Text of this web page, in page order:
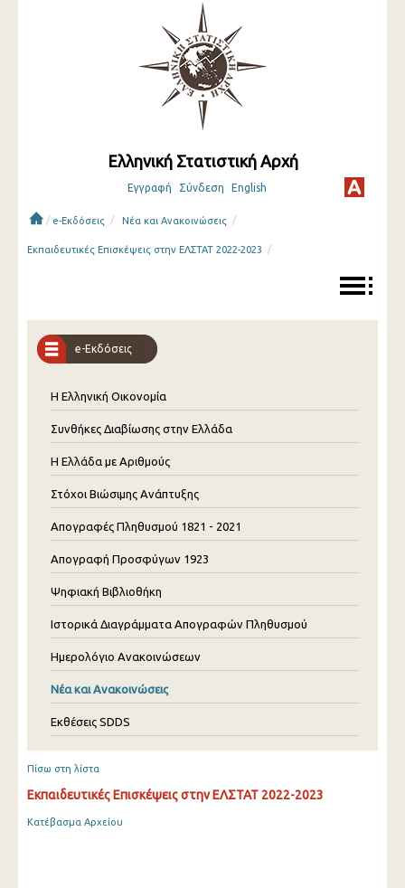
Ελληνική Στατιστική Αρχή
Εγγραφή Σύνδεση English
/ e-Εκδόσεις / Νέα και Ανακοινώσεις /
Εκπαιδευτικές Επισκέψεις στην ΕΛΣΤΑΤ 2022-2023 /
e-Εκδόσεις
Η Ελληνική Οικονομία
Συνθήκες Διαβίωσης στην Ελλάδα
Η Ελλάδα με Αριθμούς
Στόχοι Βιώσιμης Ανάπτυξης
Απογραφές Πληθυσμού 1821 - 2021
Απογραφή Προσφύγων 1923
Ψηφιακή Βιβλιοθήκη
Ιστορικά Διαγράμματα Απογραφών Πληθυσμού
Ημερολόγιο Ανακοινώσεων
Νέα και Ανακοινώσεις
Εκθέσεις SDDS
Πίσω στη λίστα
Εκπαιδευτικές Επισκέψεις στην ΕΛΣΤΑΤ 2022-2023
Κατέβασμα Αρχείου